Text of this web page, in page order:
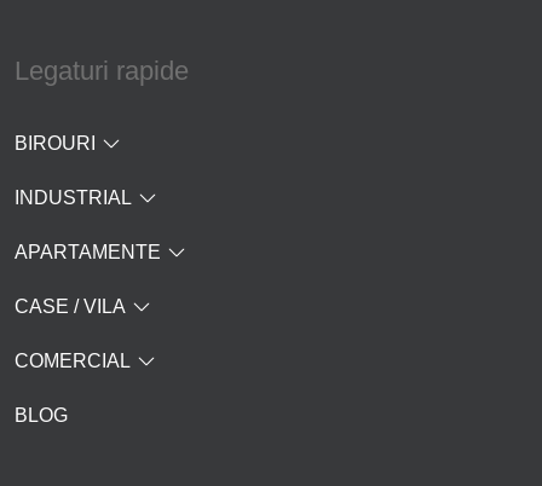
Legaturi rapide
BIROURI
INDUSTRIAL
APARTAMENTE
CASE / VILA
COMERCIAL
BLOG